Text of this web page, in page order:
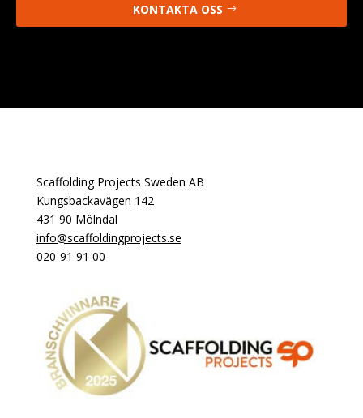
KONTAKTA OSS
Scaffolding Projects Sweden AB
Kungsbackavägen 142
431 90 Mölndal
info@scaffoldingprojects.se
020-91 91 00